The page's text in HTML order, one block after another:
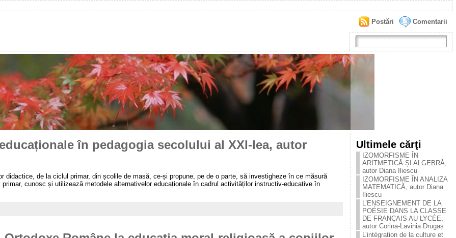
Comentarii
Postări
în pedagogia secolului al XXI-lea, autor
didactice, de la ciclul primar, din școlile de masă, ce-și propune, pe de o parte, să investigheze în ce măsură
cunosc și utilizează metodele alternativelor educaționale în cadrul activităților instructiv-educative în
Ultimele cărţi
IZOMORFISME ÎN
ARITMETICĂ ȘI ALGEBRĂ,
autor Diana Iliescu
IZOMORFISME ÎN ANALIZA
MATEMATICĂ, autor Diana
Iliescu
L’ENSEIGNEMENT DE LA
POÉSIE DANS LA CLASSE
DE FRANÇAIS AU LYCÉE,
autor Corina-Lavinia Drugaș
L’intégration de la culture et